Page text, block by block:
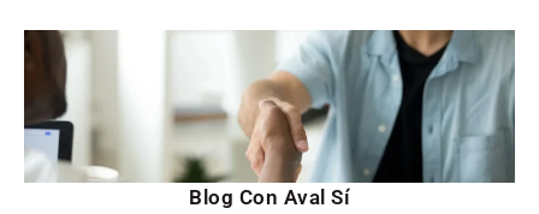
Blog Con Aval Sí